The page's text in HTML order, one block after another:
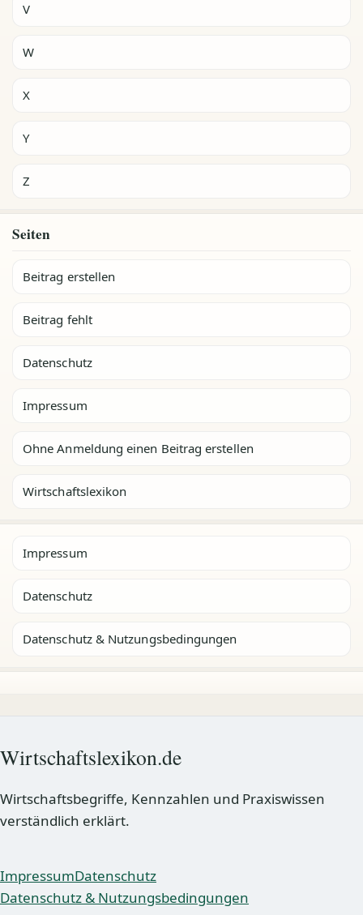
V
W
X
Y
Z
Seiten
Beitrag erstellen
Beitrag fehlt
Datenschutz
Impressum
Ohne Anmeldung einen Beitrag erstellen
Wirtschaftslexikon
Impressum
Datenschutz
Datenschutz & Nutzungsbedingungen
Wirtschaftslexikon.de
Wirtschaftsbegriffe, Kennzahlen und Praxiswissen
verständlich erklärt.
ImpressumDatenschutz
Datenschutz & Nutzungsbedingungen